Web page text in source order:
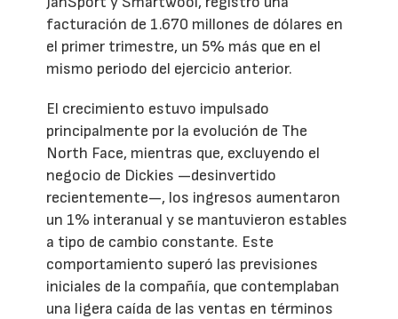
facturación de 1.670 millones de dólares en
el primer trimestre, un 5% más que en el
mismo periodo del ejercicio anterior.
El crecimiento estuvo impulsado
principalmente por la evolución de The
North Face, mientras que, excluyendo el
negocio de Dickies —desinvertido
recientemente—, los ingresos aumentaron
un 1% interanual y se mantuvieron estables
a tipo de cambio constante. Este
comportamiento superó las previsiones
iniciales de la compañía, que contemplaban
una ligera caída de las ventas en términos